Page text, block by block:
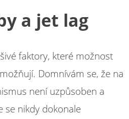
a jet lag
faktory, které možnost
Domnívám se, že na
není uzpůsoben a
se nikdy dokonale